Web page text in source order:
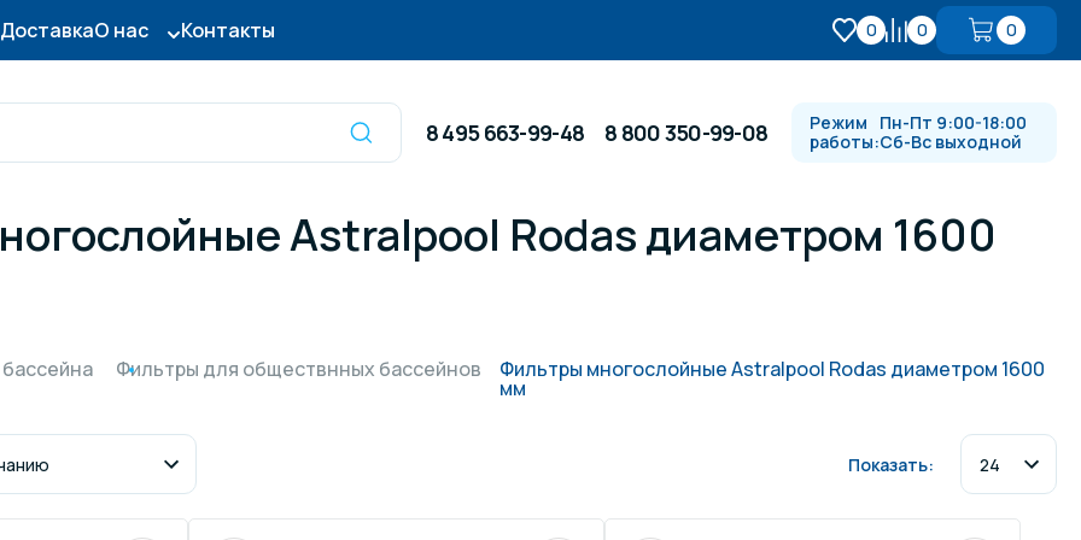
ДоставкаО нас Контакты 0 0 0
Оборудование для
Противотоки и гидромассажи
электрооборудование
8 495 663-99-48 8 800 350-99-08
Режим
работы:
Пн-Пт 9:00-18:00
Сб-Вс выходной
Astralpool Rodas диаметром 1600
Фильтры для обществнных бассейнов Фильтры многослойные Astralpool Rodas диаметром 1600
мм
Показать: